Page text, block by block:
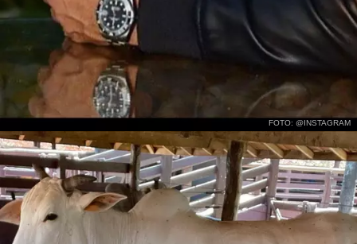
FOTO: @INSTAGRAM